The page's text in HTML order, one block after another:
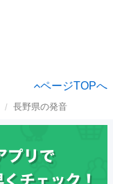
ページTOPへ
長野県の発音